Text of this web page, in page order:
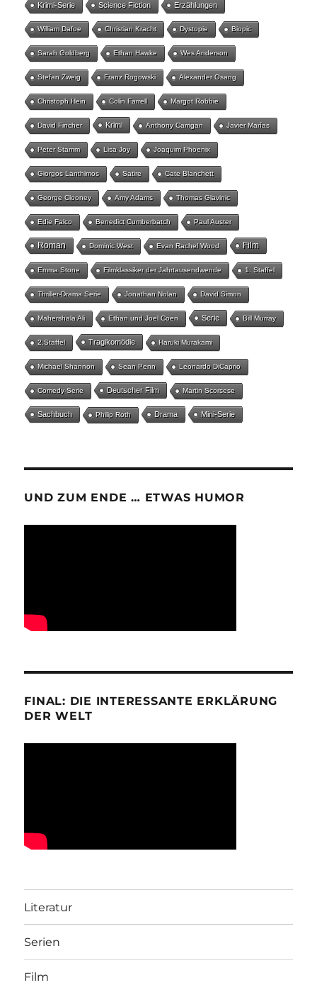
Krimi-Serie Science Fiction Erzählungen
William Dafoe Christian Kracht Dystopie Biopic
Sarah Goldberg Ethan Hawke Wes Anderson
Stefan Zweig Franz Rogowski Alexander Osang
Christoph Hein Colin Farrell Margot Robbie
David Fincher Krimi Anthony Carrigan Javier Marías
Peter Stamm Lisa Joy Joaquim Phoenix
Giorgos Lanthimos Satire Cate Blanchett
George Clooney Amy Adams Thomas Glavinic
Edie Falco Benedict Cumberbatch Paul Auster
Roman Dominic West Evan Rachel Wood Film
Emma Stone Filmklassiker der Jahrtausendwende 1. Staffel
Thriller-Drama Serie Jonathan Nolan David Simon
Mahershala Ali Ethan und Joel Coen Serie Bill Murray
2.Staffel Tragikomödie Haruki Murakami
Michael Shannon Sean Penn Leonardo DiCaprio
Comedy-Serie Deutscher Film Martin Scorsese
Sachbuch Philip Roth Drama Mini-Serie
UND ZUM ENDE … ETWAS HUMOR
FINAL: DIE INTERESSANTE ERKLÄRUNG
DER WELT
Literatur
Serien
Film